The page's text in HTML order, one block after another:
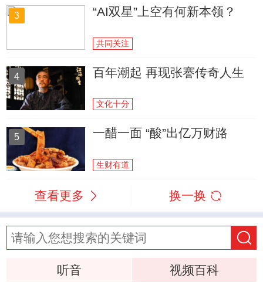
3 “AI双星”上空有何新本领？
共同关注
4 百年潮起 再现张謇传奇人生
文化十分
5 一醋一面 “酸”出亿万财路
生财有道
查看更多 换一换
听音
视频百科